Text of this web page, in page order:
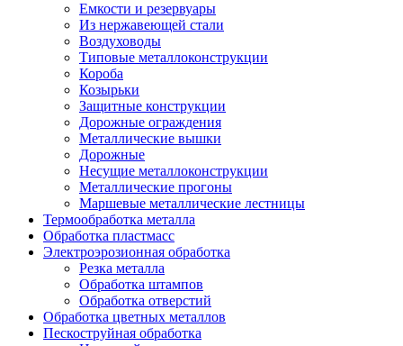
Емкости и резервуары
Из нержавеющей стали
Воздуховоды
Типовые металлоконструкции
Короба
Козырьки
Защитные конструкции
Дорожные ограждения
Металлические вышки
Дорожные
Несущие металлоконструкции
Металлические прогоны
Маршевые металлические лестницы
Термообработка металла
Обработка пластмасс
Электроэрозионная обработка
Резка металла
Обработка штампов
Обработка отверстий
Обработка цветных металлов
Пескоструйная обработка